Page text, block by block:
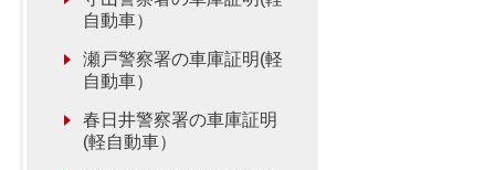
自動車）
瀬戸警察署の車庫証明(軽
自動車）
春日井警察署の車庫証明
(軽自動車）